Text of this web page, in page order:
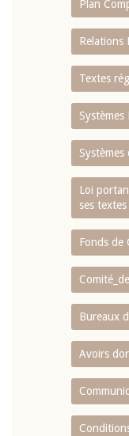
Plan
Relations
Textes
Systèmes
Systèmes
Loi
ses textes
Fonds de
Bureaux
Avoirs